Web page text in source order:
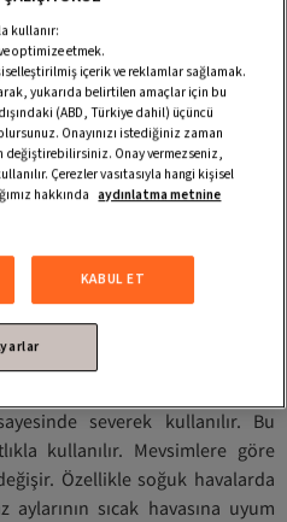
Küçükler için
özenle üretilen bu
fark etmeksizin kullanılır.
ve renklere sahip çocuk
Çizgi film karakterleri,
gibi sevimli detaylar içerir.
dikkat çekici bu ürünler, kızlar
özel tasarlanan bu ürünler,
eşofman takımları
severek kullanılır. Bu
kullanılır. Mevsimlere göre
Özellikle soğuk havalarda
sıcak havasına uyum
kullanır:
optimize etmek.
içerik ve reklamlar sağlamak.
yukarıda belirtilen amaçlar için bu
(ABD, Türkiye dahil) üçüncü
Onayınızı istediğiniz zaman
değiştirebilirsiniz. Onay vermezseniz,
Çerezler vasıtasıyla hangi kişisel
hakkında aydınlatma metnine
KABUL ET